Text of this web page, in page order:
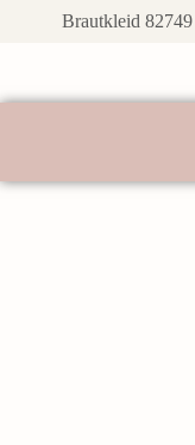
Brautkleid 82749